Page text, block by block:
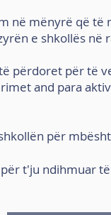
në mënyrë që të
e shkollës në
përdoret për të
and para
për
t'ju ndihmuar